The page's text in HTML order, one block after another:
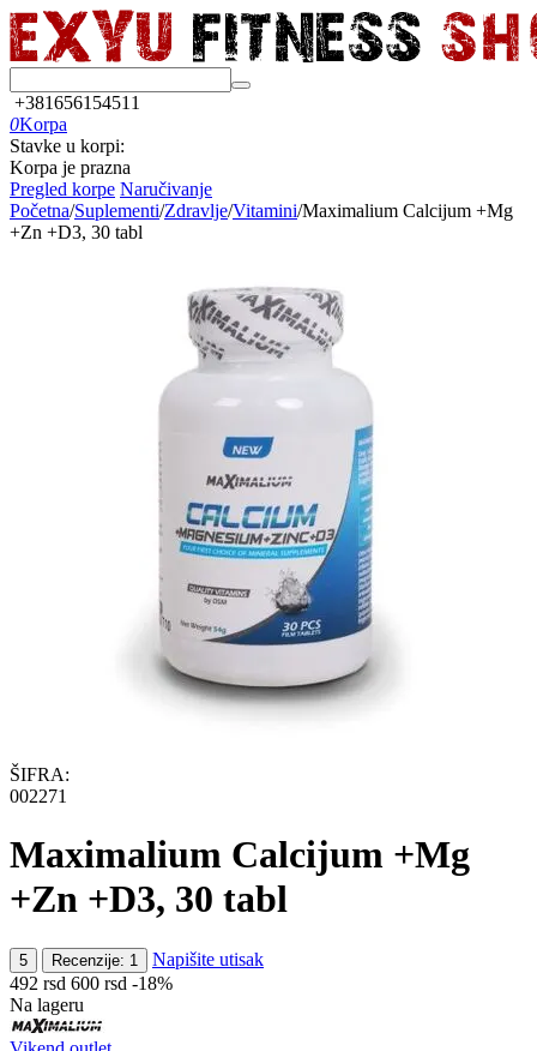
+381656154511
0Korpa
Stavke u korpi:
Korpa je prazna
Pregled korpe Naručivanje
Početna/Suplementi/Zdravlje/Vitamini/Maximalium Calcijum +Mg
+Zn +D3, 30 tabl
ŠIFRA:
002271
Maximalium Calcijum +Mg
+Zn +D3, 30 tabl
5 Recenzije: 1
Napišite utisak
‍492‍ rsd ‍600‍ rsd -18%
Na lageru